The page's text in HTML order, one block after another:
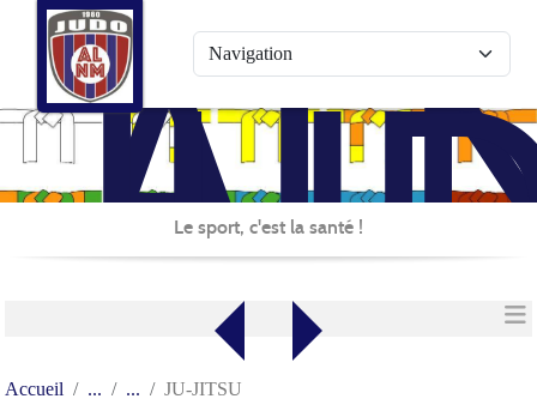
Le sport, c'est la santé !
Accueil JU-JITSU
Panneau de gestion des cookies